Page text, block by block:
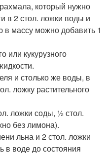
который нужно
в 2 стол. ложки воды и
в массу можно добавить 1
или кукурузного
и столько же воды, в
ложку растительного
ложки соды, ½ стол.
без лимона).
льна и 2 стол. ложки
в воде до состояния